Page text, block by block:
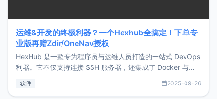
运维&开发的终极利器？一个Hexhub全搞定！下单专
业版再赠Zdir/OneNav授权
HexHub 是一款专为程序员与运维人员打造的一站式 DevOps
利器。它不仅支持连接 SSH 服务器，还集成了 Docker 与常
件间频繁切换，仅凭 HexHub 即可同时搞定运维与数据库操
软件 2025-09-26